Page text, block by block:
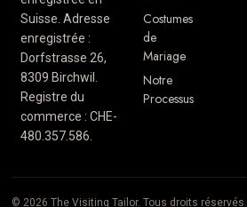
Suisse. Adresse
enregistrée :
Dorfstrasse 26,
8309 Birchwil.
Registre du
commerce : CHE-
480.357.586.
Costumes
de
Mariage
Notre
Processus
© 2026 The Visiting Tailor. Tous droits réservés.